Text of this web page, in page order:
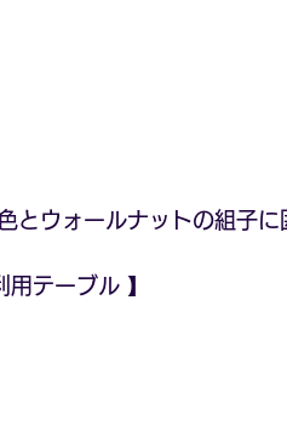
とウォールナットの組子に
用テーブル 】